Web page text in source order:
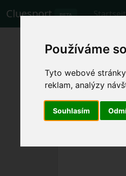
Používáme
Tyto webové
reklam, analýzy
Souhlasím
Cluesport BETA
Die
Milan